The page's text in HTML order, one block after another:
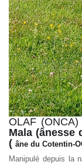
OLAF
Mala (ânesse
( âne du Cotentin-
Manipulé depuis la